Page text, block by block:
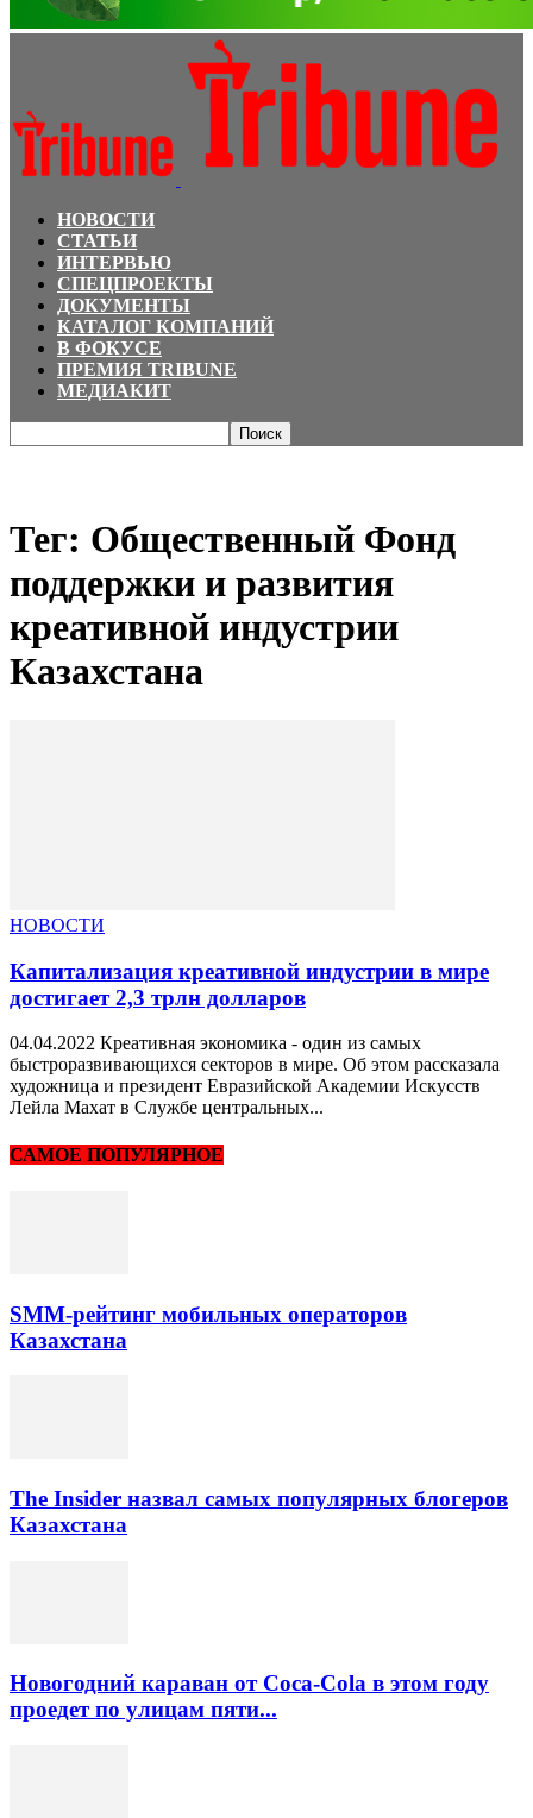
НОВОСТИ
СТАТЬИ
ИНТЕРВЬЮ
СПЕЦПРОЕКТЫ
ДОКУМЕНТЫ
КАТАЛОГ КОМПАНИЙ
В ФОКУСЕ
ПРЕМИЯ TRIBUNE
МЕДИАКИТ
Тег: Общественный Фонд
поддержки и развития
креативной индустрии
Казахстана
НОВОСТИ
Капитализация креативной индустрии в мире
достигает 2,3 трлн долларов
04.04.2022 Креативная экономика - один из самых
быстроразвивающихся секторов в мире. Об этом рассказала
художница и президент Евразийской Академии Искусств
Лейла Махат в Службе центральных...
САМОЕ ПОПУЛЯРНОЕ
SMM-рейтинг мобильных операторов
Казахстана
The Insider назвал самых популярных блогеров
Казахстана
Новогодний караван от Coca-Cola в этом году
проедет по улицам пяти...